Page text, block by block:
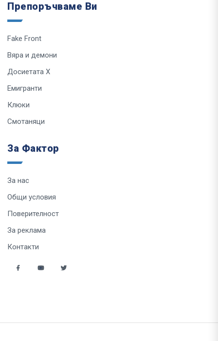
Препоръчваме Ви
Fake Front
Вяра и демони
Досиетата Х
Емигранти
Клюки
Смотаняци
За Фактор
За нас
Общи условия
Поверителност
За реклама
Контакти